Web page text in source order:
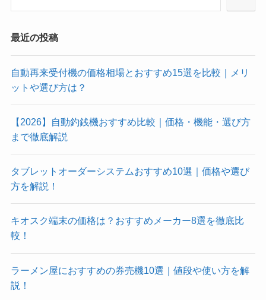
最近の投稿
自動再来受付機の価格相場とおすすめ15選を比較｜メリ
ットや選び方は？
【2026】自動釣銭機おすすめ比較｜価格・機能・選び方
まで徹底解説
タブレットオーダーシステムおすすめ10選｜価格や選び
方を解説！
キオスク端末の価格は？おすすめメーカー8選を徹底比
較！
ラーメン屋におすすめの券売機10選｜値段や使い方を解
説！